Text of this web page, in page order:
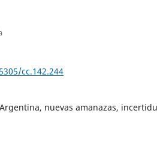
cc.142.244
nuevas amanazas,